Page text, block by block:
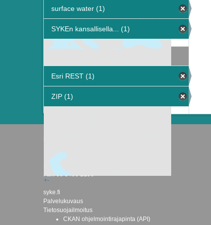
+-
surface water (1)
SYKEn kansallisella... (1)
Esri REST (1)
ZIP (1)
Suomen ympäristökeskus
FI-00790 Helsinki
Switchboard: +358 295 251 000
Fax: 09 5490 2190
syke.fi
Palvelukuvaus
Tietosuojailmoitus
CKAN ohjelmointirajapinta (API)